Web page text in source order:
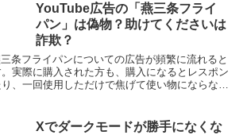
YouTube広告の「燕三条フライ
パン」は偽物？助けてくださいは
詐欺？
条フライパンについての広告が頻繁に流れると
実際に購入された方も、購入になるとレスポン
、一回使用しただけで焦げて使い物にならない
Xでダークモードが勝手になくな